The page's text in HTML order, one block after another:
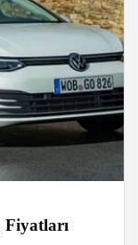
Fiyatları